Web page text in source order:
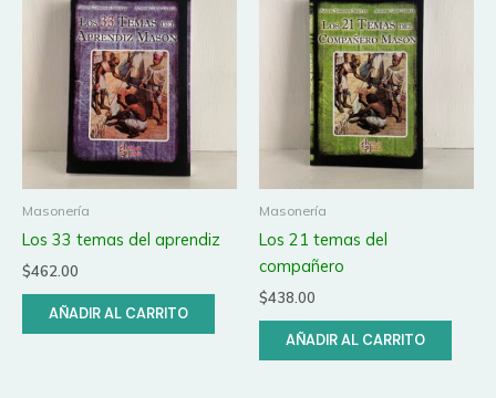
Masonería
Los 33 temas del aprendiz
$462.00
AÑADIR AL CARRITO
Masonería
Los 21 temas del
compañero
$438.00
AÑADIR AL CARRITO